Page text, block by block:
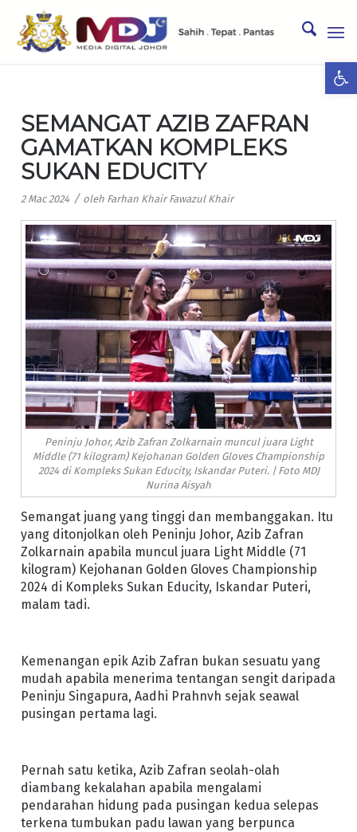
SEMANGAT AZIB ZAFRAN
GAMATKAN KOMPLEKS
SUKAN EDUCITY
2 Mac 2024 / oleh Farhan Khair Fawazul Khair
Peninju Johor, Azib Zafran Zolkarnain muncul juara Light
Middle (71 kilogram) Kejohanan Golden Gloves Championship
2024 di Kompleks Sukan Educity, Iskandar Puteri. | Foto MDJ
Nurina Aisyah
Semangat juang yang tinggi dan membanggakan. Itu
yang ditonjolkan oleh Peninju Johor, Azib Zafran
Zolkarnain apabila muncul juara Light Middle (71
kilogram) Kejohanan Golden Gloves Championship
2024 di Kompleks Sukan Educity, Iskandar Puteri,
malam tadi.
Kemenangan epik Azib Zafran bukan sesuatu yang
mudah apabila menerima tentangan sengit daripada
Peninju Singapura, Aadhi Prahnvh sejak seawal
pusingan pertama lagi.
Pernah satu ketika, Azib Zafran seolah-olah
diambang kekalahan apabila mengalami
pendarahan hidung pada pusingan kedua selepas
terkena tumbukan padu lawan yang berpunca